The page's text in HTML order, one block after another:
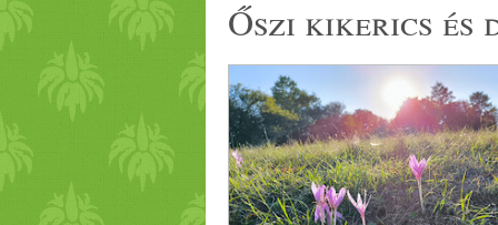
őszi kikerics és